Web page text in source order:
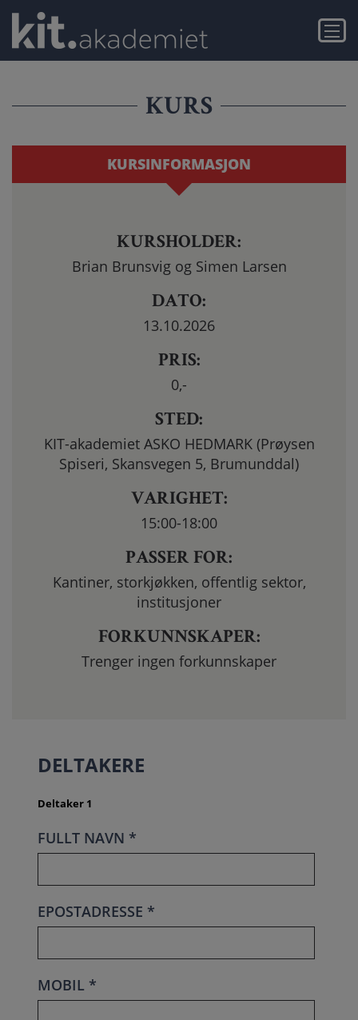
TRADISJONELL
PÅSMURT
SMAKFULLT
LØNNSOM
hovedinnhold
navigasjon
Meny
KURS
KURSINFORMASJON
KURSHOLDER:
Brian Brunsvig og Simen Larsen
DATO:
13.10.2026
PRIS:
0,-
STED:
KIT-akademiet ASKO HEDMARK (Prøysen
Spiseri, Skansvegen 5, Brumunddal)
VARIGHET:
15:00-18:00
PASSER FOR:
Kantiner, storkjøkken, offentlig sektor,
institusjoner
FORKUNNSKAPER:
Trenger ingen forkunnskaper
DELTAKERE
Deltaker 1
FULLT NAVN *
EPOSTADRESSE *
MOBIL *